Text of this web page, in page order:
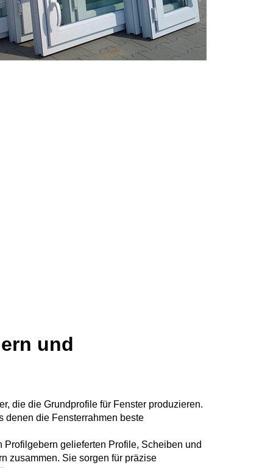
und
die die Grundprofile für Fenster produzieren.
denen die Fensterrahmen beste
Profilgebern gelieferten Profile, Scheiben und
zusammen. Sie sorgen für präzise